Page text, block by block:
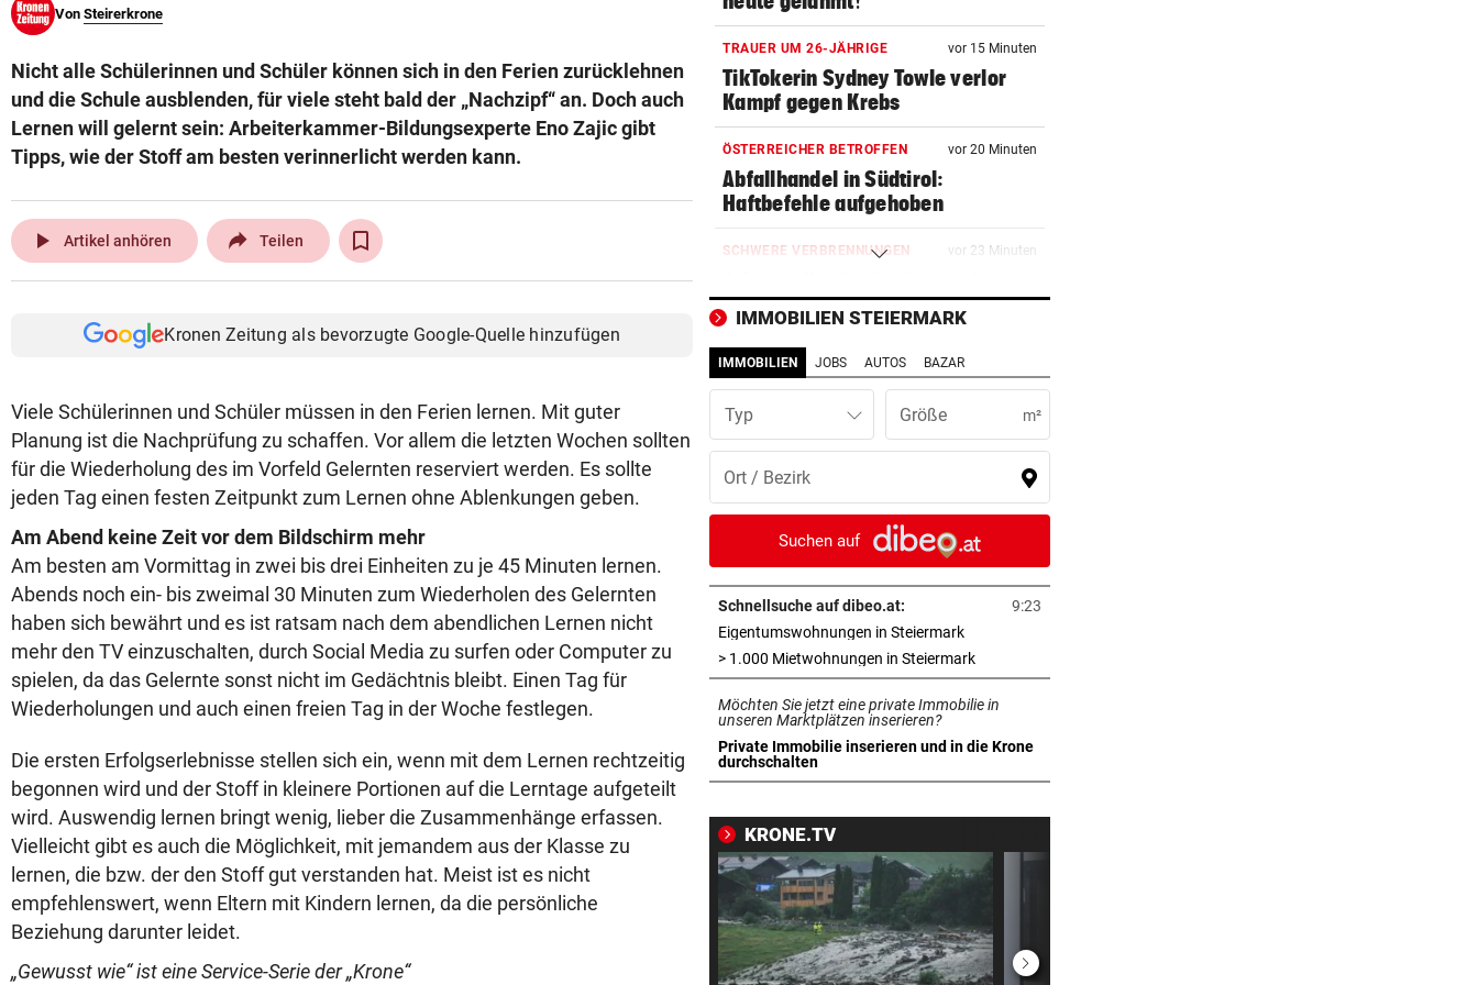
© Krone Multimedia GmbH & Co KG 2026
Von Steirerkrone
Nicht alle Schülerinnen und Schüler können sich in den Ferien zurücklehnen
und die Schule ausblenden, für viele steht bald der „Nachzipf“ an. Doch auch
Lernen will gelernt sein: Arbeiterkammer-Bildungsexperte Eno Zajic gibt
Tipps, wie der Stoff am besten verinnerlicht werden kann.
play_arrow Artikel anhören Teilen
Kronen Zeitung als bevorzugte Google-Quelle hinzufügen
Viele Schülerinnen und Schüler müssen in den Ferien lernen. Mit guter
Planung ist die Nachprüfung zu schaffen. Vor allem die letzten Wochen sollten
für die Wiederholung des im Vorfeld Gelernten reserviert werden. Es sollte
jeden Tag einen festen Zeitpunkt zum Lernen ohne Ablenkungen geben.
Am Abend keine Zeit vor dem Bildschirm mehr
Am besten am Vormittag in zwei bis drei Einheiten zu je 45 Minuten lernen.
Abends noch ein- bis zweimal 30 Minuten zum Wiederholen des Gelernten
haben sich bewährt und es ist ratsam nach dem abendlichen Lernen nicht
mehr den TV einzuschalten, durch Social Media zu surfen oder Computer zu
spielen, da das Gelernte sonst nicht im Gedächtnis bleibt. Einen Tag für
Wiederholungen und auch einen freien Tag in der Woche festlegen.
Die ersten Erfolgserlebnisse stellen sich ein, wenn mit dem Lernen rechtzeitig
begonnen wird und der Stoff in kleinere Portionen auf die Lerntage aufgeteilt
wird. Auswendig lernen bringt wenig, lieber die Zusammenhänge erfassen.
Vielleicht gibt es auch die Möglichkeit, mit jemandem aus der Klasse zu
lernen, die bzw. der den Stoff gut verstanden hat. Meist ist es nicht
empfehlenswert, wenn Eltern mit Kindern lernen, da die persönliche
Beziehung darunter leidet.
„Gewusst wie“ ist eine Service-Serie der „Krone“
TRAUER UM 26-JÄHRIGE vor 15 Minuten
TikTokerin Sydney Towle verlor
Kampf gegen Krebs
ÖSTERREICHER BETROFFEN vor 20 Minuten
Abfallhandel in Südtirol:
Haftbefehle aufgehoben
SCHWERE VERBRENNUNGEN vor 23 Minuten
Laxenburg Feuer
IM EU-VERGLEICH
Österreich liegt bei E-Bussen
deutlich zurück
KÄRNTNERIN IN DEN USA vor 25 Minuten
Kurios! WM-Starterin lernte auf
Youtube das Gehen
BEI IVF-BEHANDLUNGEN vor 30 Minuten
Hitze kann die Anzahl der Eizellen
verringern
BEI VISUM-ANTRAG vor einer Stunde
USA wollen Reisende online
genauer durchleuchten
INFERNO IM HOCHTAL vor einer Stunde
Lenker sah Rauch, dann ging
MIT MINI-KOFFERRAUM? vor einer Stunde
Smart #2: Das erste Bild des
neuen Zweisitzers
WAS STECKT DAHINTER? vor einer Stunde
IMMOBILIEN STEIERMARK
IMMOBILIEN JOBS AUTOS BAZAR
Typ m²
Suchen auf
Schnellsuche auf dibeo.at:
9:23
Eigentumswohnungen in Steiermarkin neuem Tab öffnen
> 1.000 Mietwohnungen in Steiermarkin neuem Tab öffnen
Möchten Sie jetzt eine private Immobilie in
unseren Marktplätzen inserieren?
Private Immobilie inserieren und in die Krone
durchschalten
in neuem Tab öffnen
KRONE.TV